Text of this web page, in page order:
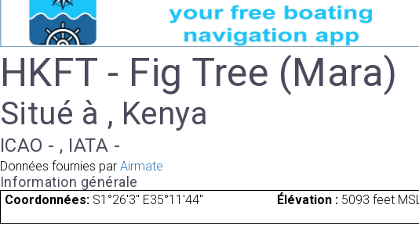
HKFT - Fig Tree (Mara)
Situé à , Kenya
ICAO - , IATA -
Données fournies par Airmate
Information générale
Coordonnées: S1°26'3" E35°11'44" Élévation :5093 feet MSL.